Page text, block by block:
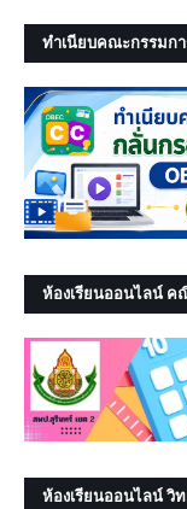
ทำเนียบคณะกรรมก
ห้องเรียนออนไลน์ ค
ห้องเรียนออนไลน์ วิ